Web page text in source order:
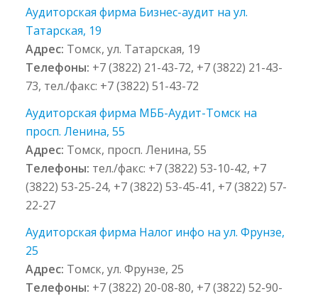
Аудиторская фирма Бизнес-аудит на ул.
Татарская, 19
Адрес: Томск, ул. Татарская, 19
Телефоны: +7 (3822) 21-43-72, +7 (3822) 21-43-
73, тел./факс: +7 (3822) 51-43-72
Аудиторская фирма МББ-Аудит-Томск на
просп. Ленина, 55
Адрес: Томск, просп. Ленина, 55
Телефоны: тел./факс: +7 (3822) 53-10-42, +7
(3822) 53-25-24, +7 (3822) 53-45-41, +7 (3822) 57-
22-27
Аудиторская фирма Налог инфо на ул. Фрунзе,
25
Адрес: Томск, ул. Фрунзе, 25
Телефоны: +7 (3822) 20-08-80, +7 (3822) 52-90-